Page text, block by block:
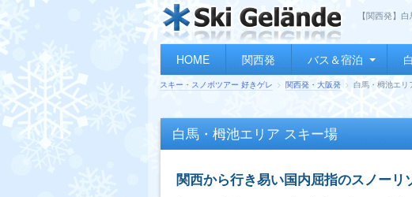
【関西発】
HOME 関西発 バス＆宿泊
スキー・スノボツアー 好きゲレ 関西発・大阪発 白馬・栂池エリ
白馬・栂池エリア スキー場
関西から行き易い国内屈指のスノーリ